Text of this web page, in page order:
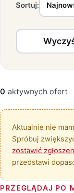
Sortuj:
0 aktywnych ofert
Aktualnie nie
Spróbuj
zostawić
przedstawi
PRZEGLĄDAJ PO